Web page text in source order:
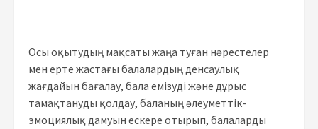
Осы оқытудың мақсаты жаңа туған нәрестелер
мен ерте жастағы балалардың денсаулық
жағдайын бағалау, бала емізуді және дұрыс
тамақтануды қолдау, баланың әлеуметтік-
эмоциялық дамуын ескере отырып, балаларды